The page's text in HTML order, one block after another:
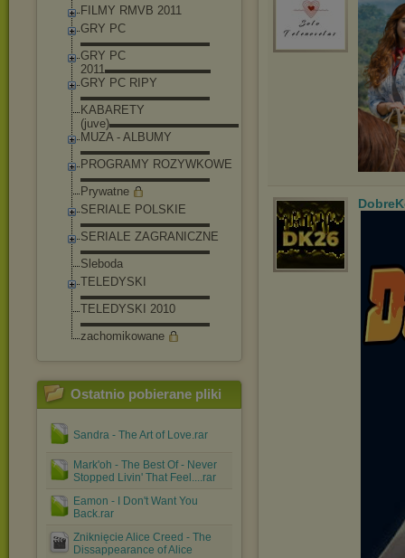
FILMY RMVB 2011
GRY PC
▬▬▬▬▬▬▬▬▬▬▬
GRY PC
2011▬▬▬▬▬▬▬▬▬
GRY PC RIPY
▬▬▬▬▬▬▬▬▬▬▬
KABARETY
(juve)▬▬▬▬▬▬▬▬▬▬▬
MUZA - ALBUMY
▬▬▬▬▬▬▬▬▬▬▬
PROGRAMY ROZYWKOWE
▬▬▬▬▬▬▬▬▬▬▬
Prywatne
SERIALE POLSKIE
▬▬▬▬▬▬▬▬▬▬▬
SERIALE ZAGRANICZNE
▬▬▬▬▬▬▬▬▬▬▬
Sleboda
TELEDYSKI
▬▬▬▬▬▬▬▬▬▬▬
TELEDYSKI 2010
▬▬▬▬▬▬▬▬▬▬▬
zachomikowane
Ostatnio pobierane pliki
Sandra - The Art of Love.rar
Mark'oh - The Best Of - Never
Stopped Livin' That Feel....rar
Eamon - I Don't Want You
Back.rar
Zniknięcie Alice Creed - The
Dissappearance of Alice